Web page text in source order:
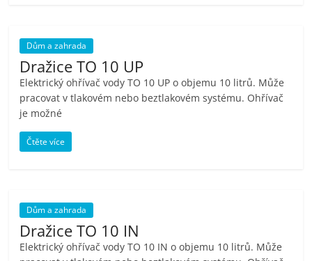
porovnání
Elektro
OK,
recenze,
pračky,
televize,
notebooky,
mobilní
bazény
Dům a zahrada
Dražice TO 10 UP
Elektrický ohřívač vody TO 10 UP o objemu 10 litrů. Může
pracovat v tlakovém nebo beztlakovém systému. Ohřívač
je možné
Čtěte více
Dům a zahrada
Dražice TO 10 IN
Elektrický ohřívač vody TO 10 IN o objemu 10 litrů. Může